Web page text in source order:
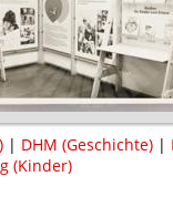
| DHM (Geschichte) |
(Kinder)